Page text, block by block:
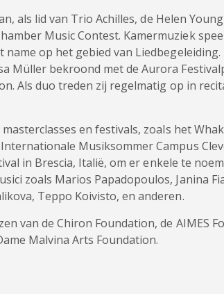
als lid van Trio Achilles, de Helen
Music Contest. Kamermuziek
name op het gebied van
Müller bekroond met de Aurora
Als duo treden zij regelmatig op in
en festivals, zoals het
Musiksommer Campus
in Brescia, Italië, om er enkele te
zoals Marios Papadopoulos, Janina
Teppo Koivisto, en anderen.
van de Chiron Foundation, de AIMES
Malvina Arts Foundation.